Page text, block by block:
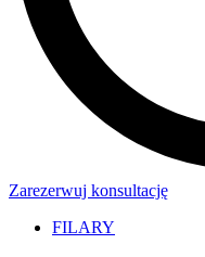
Zarezerwuj konsultację
FILARY